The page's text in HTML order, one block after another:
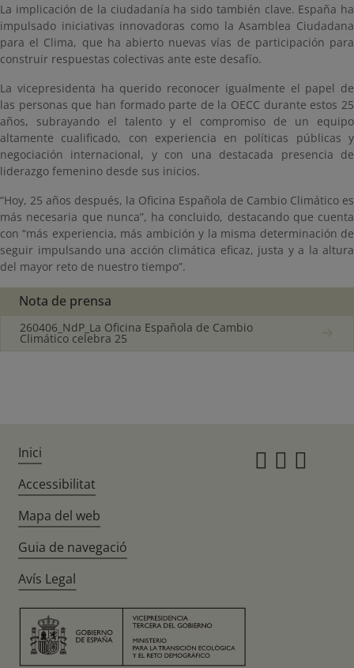
La implicación de la ciudadanía ha sido también clave. España ha
impulsado iniciativas innovadoras como la Asamblea Ciudadana
para el Clima, que ha abierto nuevas vías de participación para
construir respuestas colectivas ante este desafío.
La vicepresidenta ha querido reconocer igualmente el papel de
las personas que han formado parte de la OECC durante estos 25
años, subrayando el talento y el compromiso de un equipo
altamente cualificado, con experiencia en políticas públicas y
negociación internacional, y con una destacada presencia de
liderazgo femenino desde sus inicios.
“Hoy, 25 años después, la Oficina Española de Cambio Climático es
más necesaria que nunca”, ha concluido, destacando que cuenta
con “más experiencia, más ambición y la misma determinación de
seguir impulsando una acción climática eficaz, justa y a la altura
del mayor reto de nuestro tiempo”.
Nota de prensa
260406_NdP_La Oficina Española de Cambio
Climático celebra 25
Inici
Accessibilitat
Mapa del web
Guia de navegació
Avís Legal